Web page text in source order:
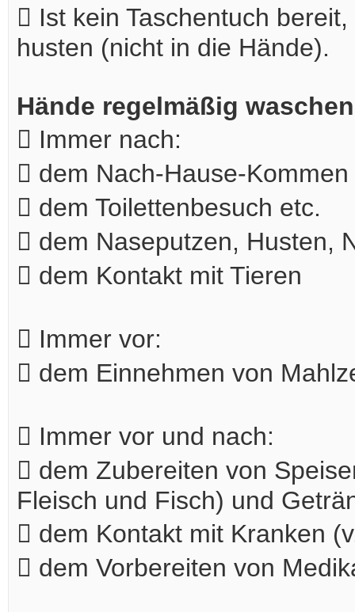
 Ist kein Taschentuch
husten (nicht in die Hände).
Hände regelmäßig waschen
 Immer nach:
 dem Nach-Hause-Kommen
 dem Toilettenbesuch etc.
 dem Naseputzen, Husten,
 dem Kontakt mit Tieren
 Immer vor:
 dem Einnehmen von
 Immer vor und nach:
 dem Zubereiten von
Fleisch und Fisch) und
 dem Kontakt mit Kranken
 dem Vorbereiten von